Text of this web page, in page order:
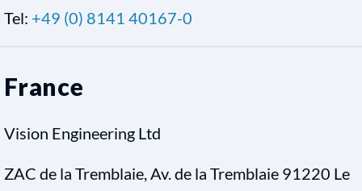
Tel: +49 (0) 8141 40167-0
France
Vision Engineering Ltd
ZAC de la Tremblaie, Av. de la Tremblaie 91220 Le